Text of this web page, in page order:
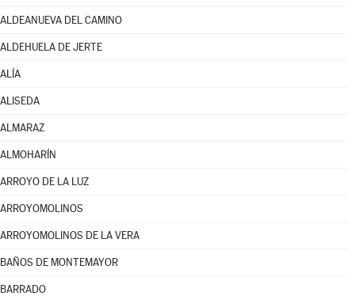
ALDEANUEVA DEL CAMINO
ALDEHUELA DE JERTE
ALÍA
ALISEDA
ALMARAZ
ALMOHARÍN
ARROYO DE LA LUZ
ARROYOMOLINOS
ARROYOMOLINOS DE LA VERA
BAÑOS DE MONTEMAYOR
BARRADO